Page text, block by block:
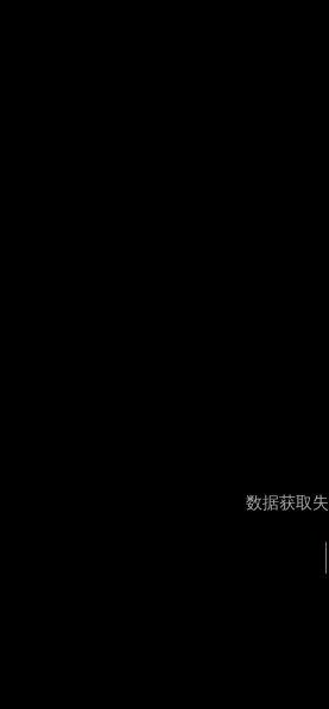
数据获取